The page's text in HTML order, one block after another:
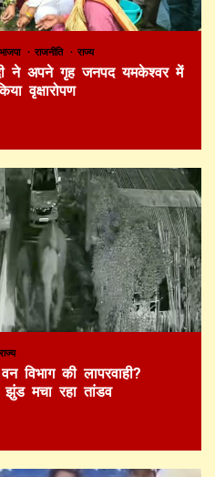
भाजपा राजनीति राज्य
ने अपने गृह जनपद यमकेश्वर में
वृक्षारोपण
राज्य
की लापरवाही?
झुंड मचा रहा तांडव